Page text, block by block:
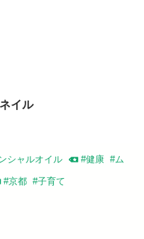
イル
シャルオイル #健康 #ム
#京都 #子育て